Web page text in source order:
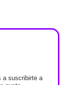
a suscribirte a